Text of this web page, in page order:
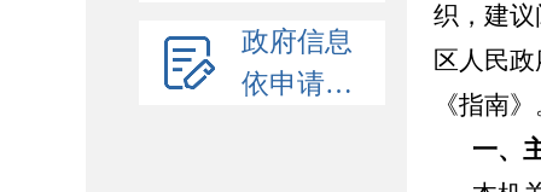
政府信息
依申请公开
织，建
区人民
《指南
一、